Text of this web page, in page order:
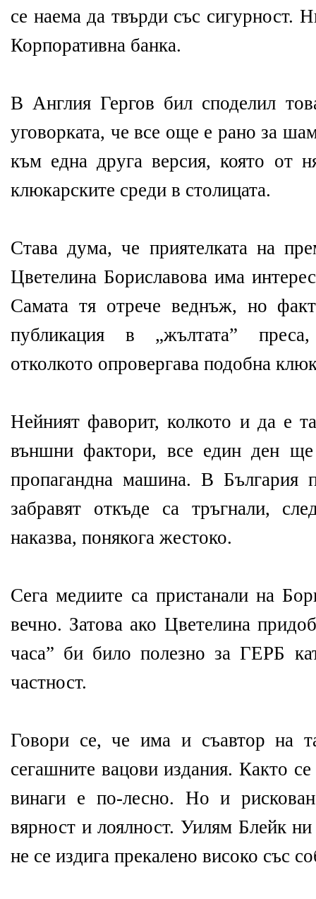
се наема да твърди със сигурност.
Корпоративна банка.
В Англия Гергов бил споделил
уговорката, че все още е рано за
към една друга версия, която от
клюкарските среди в столицата.
Става дума, че приятелката на
Цветелина Бориславова има
Самата тя отрече веднъж, но
публикация в „жълтата”
отколкото опровергава подобна
Нейният фаворит, колкото и да е
външни фактори, все един ден
пропагандна машина. В България
забравят откъде са тръгнали,
наказва, понякога жестоко.
Сега медиите са пристанали на
вечно. Затова ако Цветелина
часа” би било полезно за ГЕРБ
частност.
Говори се, че има и съавтор на
сегашните вацови издания. Както
винаги е по-лесно. Но и
вярност и лоялност. Уилям Блейк
не се издига прекалено високо със